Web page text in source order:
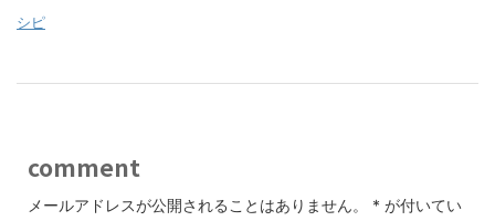
シピ
comment
メールアドレスが公開されることはありません。 * が付いてい